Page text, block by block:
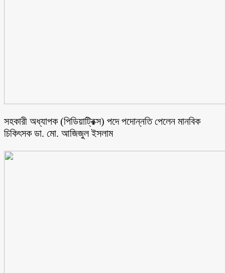
সহকারী অধ্যাপক (পিডিয়াট্রিক্স) পদে পদোন্নতি পেলেন মানবিক
চিকিৎসক ডা. মো. আজিজুল ইসলাম